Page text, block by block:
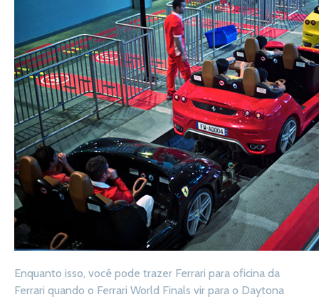
Enquanto isso, você pode trazer Ferrari para oficina da
Ferrari quando o Ferrari World Finals vir para o Daytona